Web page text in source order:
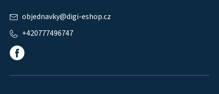
objednavky@digi-eshop.cz
+420777496747